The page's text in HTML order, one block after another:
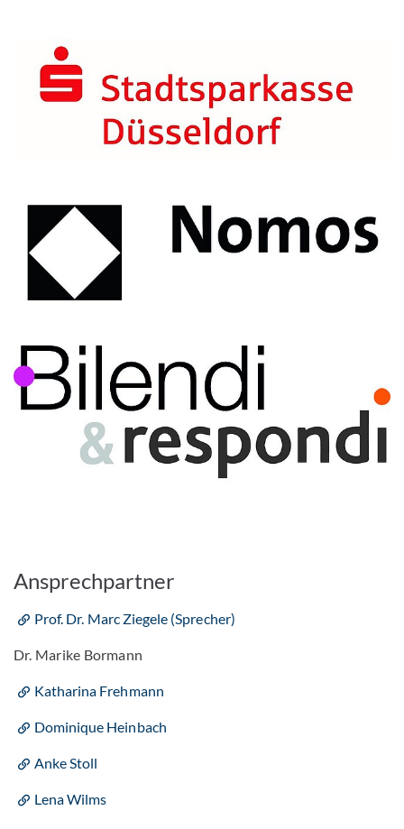
Ansprechpartner
Prof. Dr. Marc Ziegele (Sprecher)
Dr. Marike Bormann
Katharina Frehmann
Dominique Heinbach
Anke Stoll
Lena Wilms